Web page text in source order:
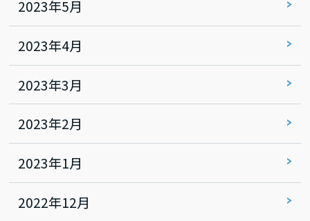
2023年5月
2023年4月
2023年3月
2023年2月
2023年1月
2022年12月